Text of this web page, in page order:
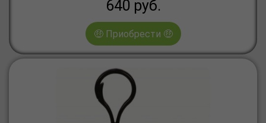
640 руб.
🤑 Приобрести 🤑